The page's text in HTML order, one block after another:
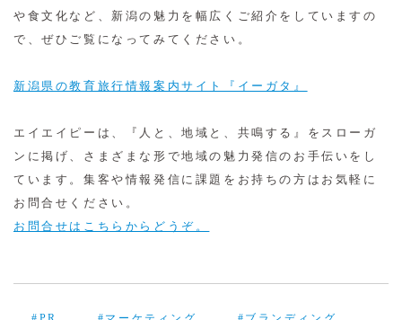
や食文化など、新潟の魅力を幅広くご紹介をしていますの
で、ぜひご覧になってみてください。
新潟県の教育旅行情報案内サイト『イーガタ』
エイエイピーは、『人と、地域と、共鳴する』をスローガ
ンに掲げ、さまざまな形で地域の魅力発信のお手伝いをし
ています。集客や情報発信に課題をお持ちの方はお気軽に
お問合せください。
お問合せはこちらからどうぞ。